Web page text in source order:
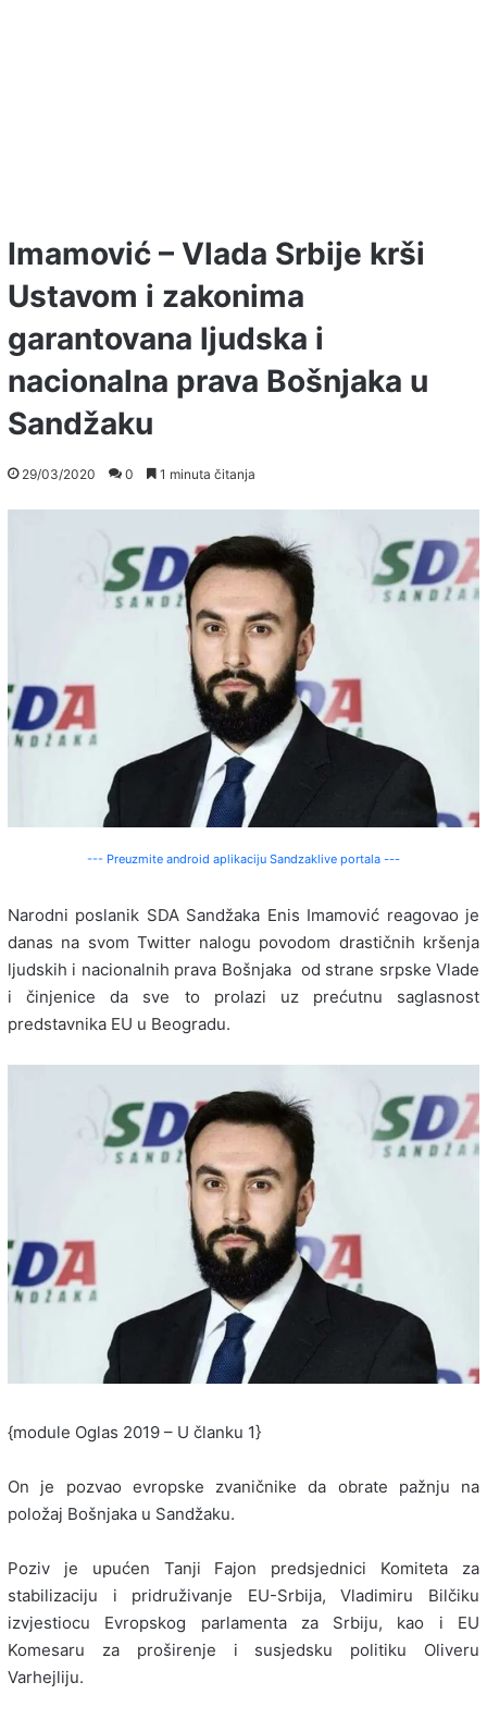
Imamović – Vlada Srbije krši
Ustavom i zakonima
garantovana ljudska i
nacionalna prava Bošnjaka u
Sandžaku
29/03/2020 0 1 minuta čitanja
--- Preuzmite android aplikaciju Sandzaklive portala ---
Narodni poslanik SDA Sandžaka Enis Imamović reagovao je
danas na svom Twitter nalogu povodom drastičnih kršenja
ljudskih i nacionalnih prava Bošnjaka od strane srpske Vlade
i činjenice da sve to prolazi uz prećutnu saglasnost
predstavnika EU u Beogradu.
{module Oglas 2019 – U članku 1}
On je pozvao evropske zvaničnike da obrate pažnju na
položaj Bošnjaka u Sandžaku.
Poziv je upućen Tanji Fajon predsjednici Komiteta za
stabilizaciju i pridruživanje EU-Srbija, Vladimiru Bilčiku
izvjestiocu Evropskog parlamenta za Srbiju, kao i EU
Komesaru za proširenje i susjedsku politiku Oliveru
Varhejliju.